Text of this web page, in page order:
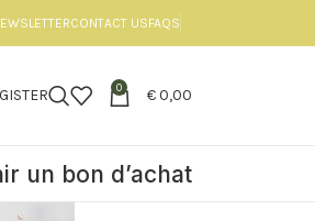
CONTACT USFAQS
0 €0,00
un bon d’achat